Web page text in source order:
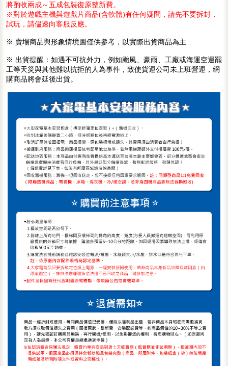
將酌收兩成～五成包裝復原整新費。
※對於遊戲主機與遊戲片商品(含軟體)有任何疑問，請先不要拆封，
試玩，請儘速向客服反應。
※ 賣場商品與形象情境圖僅供參考，以實際出貨商品為主
※ 出貨提醒：如遇不可抗外力，例如颱風、豪雨、工廠或海運空運罷
工等天災與其他難以抗拒的人為事件，致使貨運公司未上班營運，網
購商品將會延後出貨。